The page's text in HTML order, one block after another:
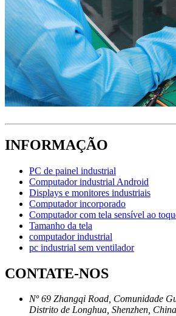
INFORMAÇÃO
PC de painel industrial
Computador industrial Android
Displays e monitores industriais
Computador incorporado
Computador com tela sensível ao
Tamanho da tela
computador industrial
pc industrial sem ventilador
CONTATE-NOS
Nº 69 Zhangqi Road, Comunidade
Distrito de Longhua, Shenzhen, China